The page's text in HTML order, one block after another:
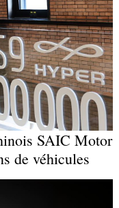
SAIC Motor
de véhicules